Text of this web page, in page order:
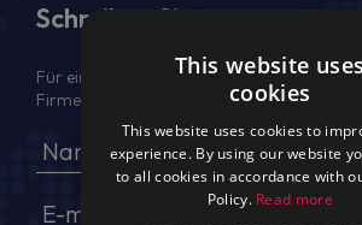
Schreiben Sie uns
Für ein Angebot geben Sie bitte Ihren voller
Firmendaten, USt.-IdNr. und Lieferadresse
This website uses
cookies
This website uses cookies to
experience. By using our website
to all cookies in accordance with
Policy. Read more